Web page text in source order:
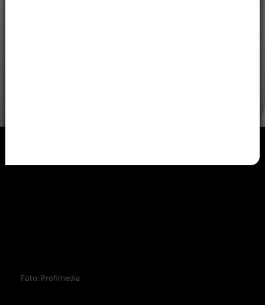
Foto: Profimedia